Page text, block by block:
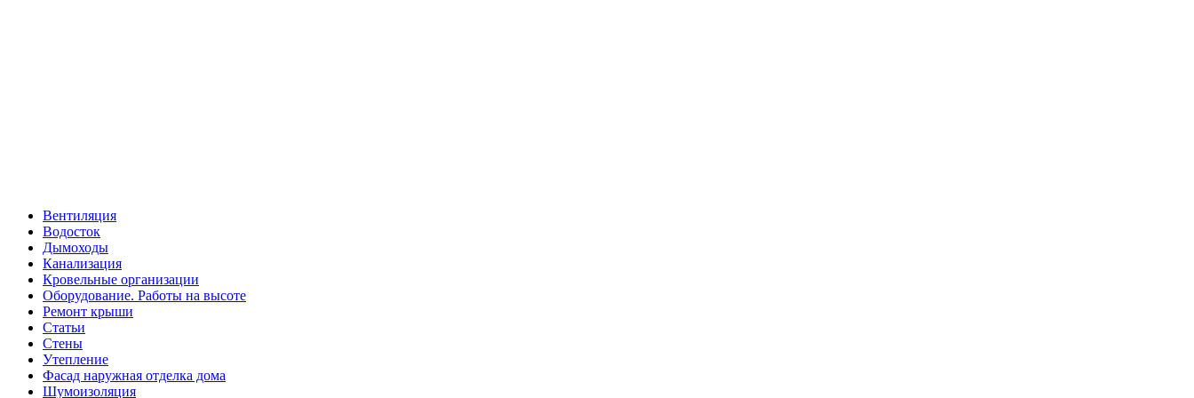
Вентиляция
Водосток
Дымоходы
Канализация
Кровельные организации
Оборудование. Работы на высоте
Ремонт крыши
Статьи
Стены
Утепление
Фасад наружная отделка дома
Шумоизоляция